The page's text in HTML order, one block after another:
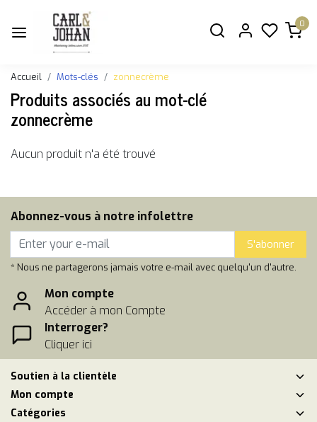
0
Accueil Mots-clés zonnecrème
Produits associés au mot-clé
zonnecrème
Aucun produit n'a été trouvé
Abonnez-vous à notre infolettre
S'abonner
* Nous ne partagerons jamais votre e-mail avec quelqu'un d'autre.
Mon compte
Accéder à mon Compte
Interroger?
Cliquer ici
Soutien à la clientèle
Mon compte
Catégories